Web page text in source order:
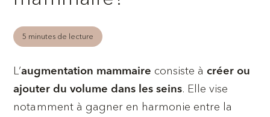
5 minutes de lecture
L’augmentation mammaire consiste àcréer ou
ajouter du volume dans les seins. Elle vise
notamment à gagner en harmonie entre la